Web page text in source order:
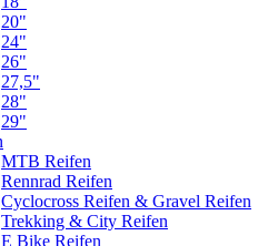
20"
24"
26"
27,5"
28"
29"
MTB Reifen
Rennrad Reifen
Cyclocross Reifen & Gravel Reifen
Trekking & City Reifen
E Bike Reifen